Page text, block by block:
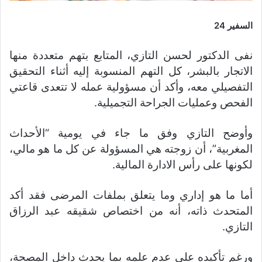
السفير 24
نفى الدكتور لحسن التازي، المتابع بتهم متعددة منها
الاتجار بالبشر، كل التهم المنسوبة إليه أثناء التحقيق
التفصيلي معه، وأكد أن مسؤولية عمله لا تتعدى قاعتي
الفحص وعمليات الجراحة التجميلية.
وأوضح التازي وفق ما جاء في يومية “الأحداث
المغربية”، أن زوجته هي المسؤولة عن كل ما هو مالي،
لكونها على رأس الادارة المالية.
أما ما هو إداري وما يتعلق بملفات المرضى فقد أكد
المتحدث ذاته، أنه من اختصاص شقيقه عبد الرزاق
التازي.
ورغم تأكيده على عدم علمه بما يحدث داخل المصحة،